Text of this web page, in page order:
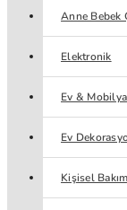
Anne Bebek
Elektronik
Ev & Mobilya
Ev
Kişisel